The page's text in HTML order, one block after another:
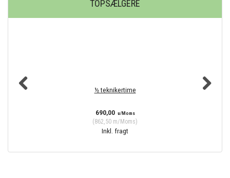
TOPSÆLGERE
½ teknikertime
690,00 u/Moms
(862,50 m/Moms)
Inkl. fragt